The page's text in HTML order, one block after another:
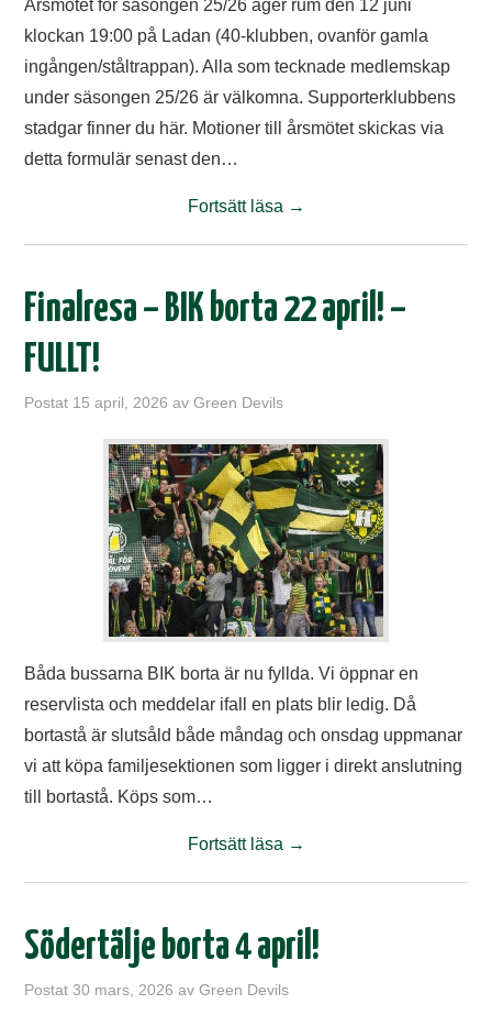
Årsmötet för säsongen 25/26 äger rum den 12 juni
klockan 19:00 på Ladan (40-klubben, ovanför gamla
ingången/ståltrappan). Alla som tecknade medlemskap
under säsongen 25/26 är välkomna. Supporterklubbens
stadgar finner du här. Motioner till årsmötet skickas via
detta formulär senast den…
Fortsätt läsa →
Finalresa – BIK borta 22 april! –
FULLT!
Postat 15 april, 2026 avGreen Devils
Båda bussarna BIK borta är nu fyllda. Vi öppnar en
reservlista och meddelar ifall en plats blir ledig. Då
bortastå är slutsåld både måndag och onsdag uppmanar
vi att köpa familjesektionen som ligger i direkt anslutning
till bortastå. Köps som…
Fortsätt läsa →
Södertälje borta 4 april!
Postat30 mars, 2026 avGreen Devils